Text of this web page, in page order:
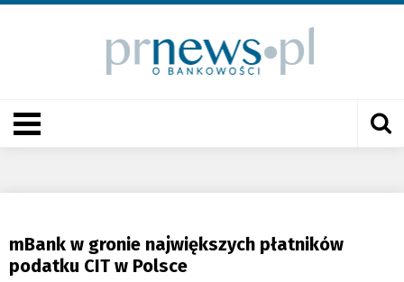
mBank w gronie największych płatników
podatku CIT w Polsce